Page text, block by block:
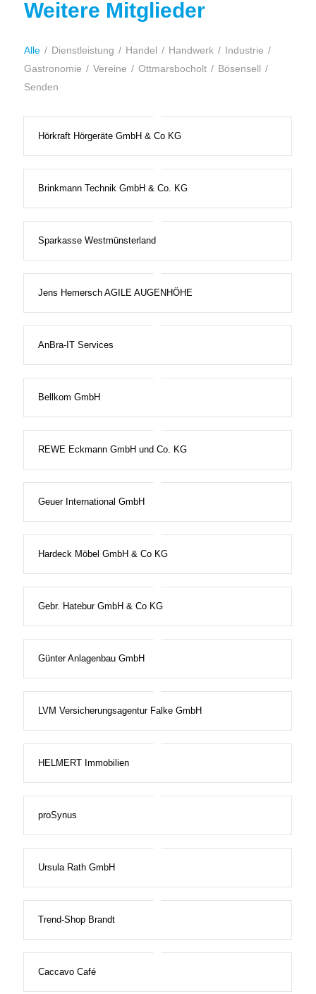
Weitere Mitglieder
Alle / Dienstleistung / Handel / Handwerk / Industrie /
Gastronomie / Vereine / Ottmarsbocholt / Bösensell /
Senden
Hörkraft Hörgeräte GmbH & Co KG
Brinkmann Technik GmbH & Co. KG
Sparkasse Westmünsterland
Jens Hemersch AGILE AUGENHÖHE
AnBra-IT Services
Bellkom GmbH
REWE Eckmann GmbH und Co. KG
Geuer International GmbH
Hardeck Möbel GmbH & Co KG
Gebr. Hatebur GmbH & Co KG
Günter Anlagenbau GmbH
LVM Versicherungsagentur Falke GmbH
HELMERT Immobilien
proSynus
Ursula Rath GmbH
Trend-Shop Brandt
Caccavo Café